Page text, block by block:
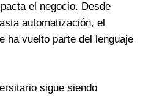
el negocio. Desde
automatización, el
ha vuelto parte del lenguaje
sigue siendo